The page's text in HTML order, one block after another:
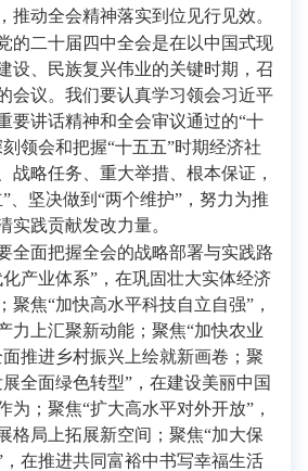
推动全会精神落实到位见行见效。
二十届四中全会是在以中国式现
设、民族复兴伟业的关键时期，召
会议。我们要认真学习领会习近平
要讲话精神和全会审议通过的“十
领会和把握“十五五”时期经济社
战略任务、重大举措、根本保证，
、坚决做到“两个维护”，努力为推
实践贡献发改力量。
面把握全会的战略部署与实践路
产业体系”，在巩固壮大实体经济
聚焦“加快高水平科技自立自强”，
力上汇聚新动能；聚焦“加快农业
推进乡村振兴上绘就新画卷；聚
全面绿色转型”，在建设美丽中国
为；聚焦“扩大高水平对外开放”，
格局上拓展新空间；聚焦“加大保
在推进共同富裕中书写幸福生活